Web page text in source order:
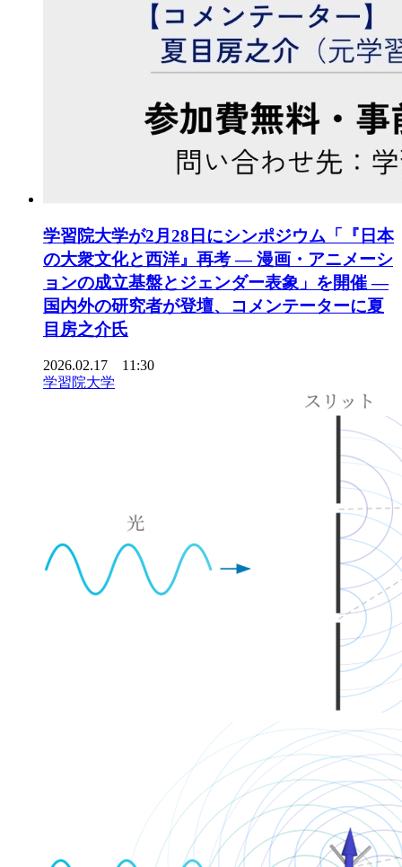
学習院大学が2月28日にシンポジウム「『日本
の大衆文化と西洋』再考 ― 漫画・アニメーシ
ョンの成立基盤とジェンダー表象」を開催 ―
国内外の研究者が登壇、コメンテーターに夏
目房之介氏
2026.02.17 11:30
学習院大学